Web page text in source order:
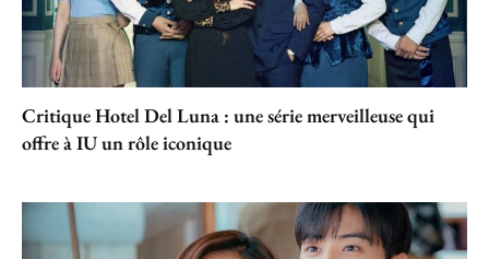
Critique Hotel Del Luna : une série merveilleuse qui
offre à IU un rôle iconique